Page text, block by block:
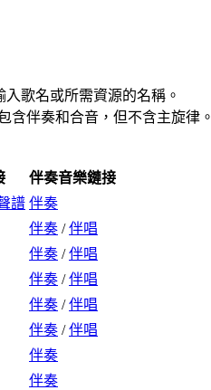
歌名或所需資源的名稱。
含伴奏和合音，但不含主旋律。
伴奏音樂鏈接
譜 伴奏
伴奏 /伴唱
伴奏 /伴唱
伴奏 /伴唱
伴奏 /伴唱
伴奏 /伴唱
伴奏
伴奏